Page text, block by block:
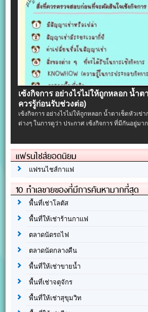
เซ้งกิจการ อย่างไรไม่ให้ถูกหลอก น้ำต
ควรรู้ก่อนรับช่วงต่อ)
เซ้งกิจการ อย่างไรไม่ให้ถูกหลอก น้ำตาเช็ดหัวเข่
ต่างๆ ในการดูว่า ประกาศ เซ้งกิจการ ที่มีกันอยู่ม
แฟรนไชส์ยอดนิยม
แฟรนไชส์กาแฟ
10 ทำเลขายของที่มีการค้นหามากที่สุด
พื้นที่เช่าโลตัส
พื้นที่ให้เช่าร้านกาแฟ
ตลาดนัดรถไฟ
ตลาดนัดกลางคืน
พื้นที่ให้เช่าขายน้ำ
พื้นที่เช่าจตุจักร
พื้นที่ให้เช่าสุขุมวิท